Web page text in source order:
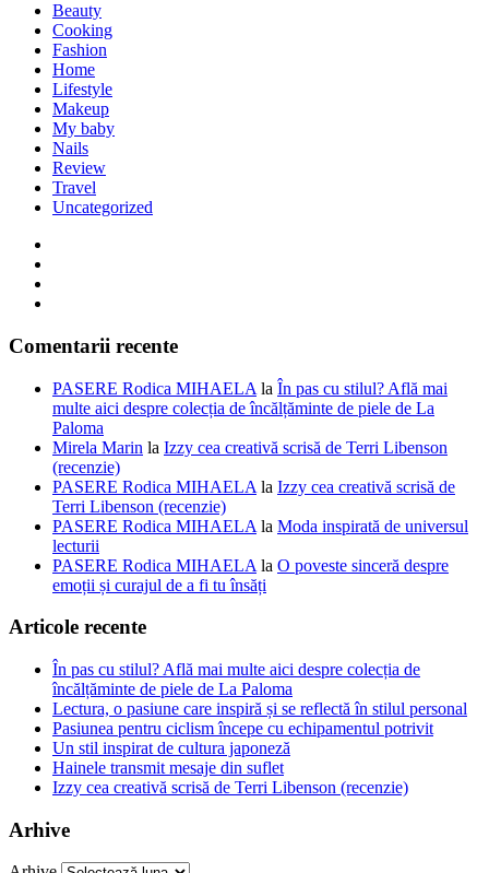
Beauty
Cooking
Fashion
Home
Lifestyle
Makeup
My baby
Nails
Review
Travel
Uncategorized
Comentarii recente
PASERE Rodica MIHAELA la În pas cu stilul? Află mai
multe aici despre colecția de încălțăminte de piele de La
Paloma
Mirela Marin la Izzy cea creativă scrisă de Terri Libenson
(recenzie)
PASERE Rodica MIHAELA la Izzy cea creativă scrisă de
Terri Libenson (recenzie)
PASERE Rodica MIHAELA la Moda inspirată de universul
lecturii
PASERE Rodica MIHAELA la O poveste sinceră despre
emoții și curajul de a fi tu însăți
Articole recente
În pas cu stilul? Află mai multe aici despre colecția de
încălțăminte de piele de La Paloma
Lectura, o pasiune care inspiră și se reflectă în stilul personal
Pasiunea pentru ciclism începe cu echipamentul potrivit
Un stil inspirat de cultura japoneză
Hainele transmit mesaje din suflet
Izzy cea creativă scrisă de Terri Libenson (recenzie)
Arhive